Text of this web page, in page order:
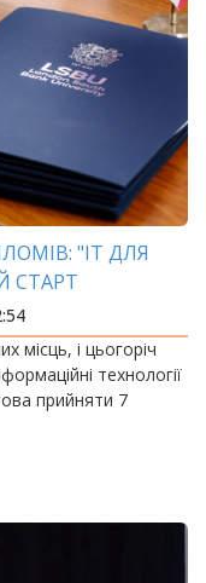
"ІТ ДЛЯ
СТАРТ
місць, і цьогоріч
технології
прийняти 7